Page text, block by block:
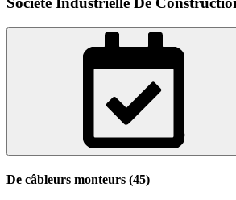
De câbleurs monteurs (45)